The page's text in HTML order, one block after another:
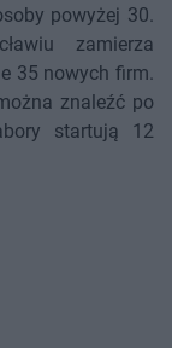
powyżej 30.
zamierza
35 nowych firm.
znaleźć po
startują 12